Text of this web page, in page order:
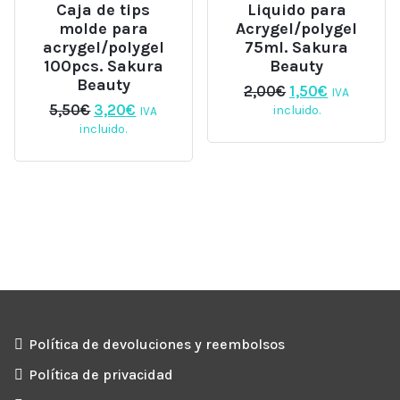
Caja de tips
molde para
acrygel/polygel
100pcs. Sakura
Beauty
5,50€ El
precio
era:
3,20€ El
es:
IVA
incluido.
Liquido para
Acrygel/polygel
75ml. Sakura
Beauty
2,00€ El
precio
era:
1,50€ El
es:
IVA
incluido.
Política de devoluciones y reembolsos
Política de privacidad